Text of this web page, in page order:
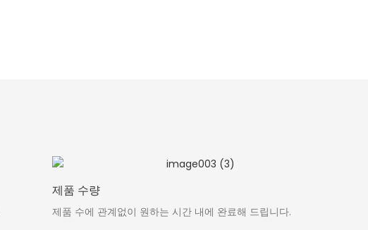
제품 수량
제품 수에 관계없이 원하는 시간 내에 완료해 드립니다.